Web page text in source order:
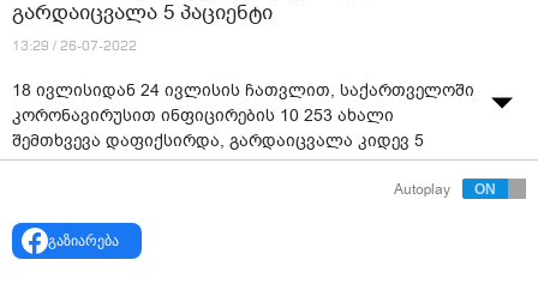
გარდაიცვალა 5 პაციენტი
13:29 / 26-07-2022
18 ივლისიდან 24 ივლისის ჩათვლით, საქართველოში
კორონავირუსით ინფიცირების 10 253 ახალი
შემთხვევა დაფიქსირდა, გარდაიცვალა კიდევ 5
პაციენტი, - ამის შესახებ ინფორმაციას დაავადებათა
ვირუსისგან გამოჯანმრთელდა 7 508 პირი.
Autoplay
გაზიარება